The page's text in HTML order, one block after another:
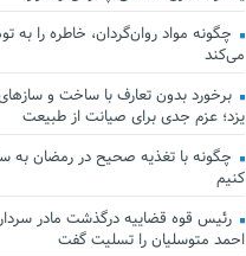
چگونه مواد روان‌گردان، خاطره را به
می‌کند
برخورد بدون تعارف با ساخت‌ و
یزد؛ عزم جدی برای صیانت از طبیعت
چگونه با تغذیه صحیح در رمضان
کنیم
رئیس قوه قضاییه درگذشت مادر سردار
احمد متوسلیان را تسلیت گفت